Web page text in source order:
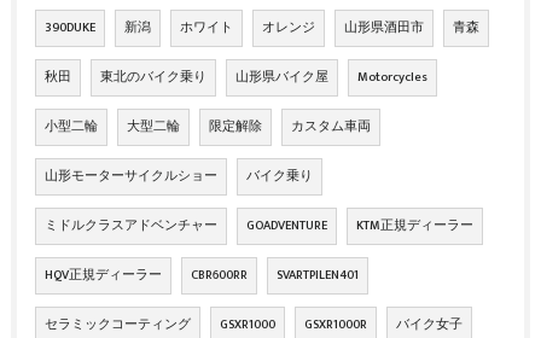
390DUKE 新潟 ホワイト オレンジ 山形県酒田市 青森
秋田 東北のバイク乗り 山形県バイク屋 Motorcycles
小型二輪 大型二輪 限定解除 カスタム車両
山形モーターサイクルショー バイク乗り
ミドルクラスアドベンチャー GOADVENTURE KTM正規ディーラー
HQV正規ディーラー CBR600RR SVARTPILEN401
セラミックコーティング GSXR1000 GSXR1000R バイク女子